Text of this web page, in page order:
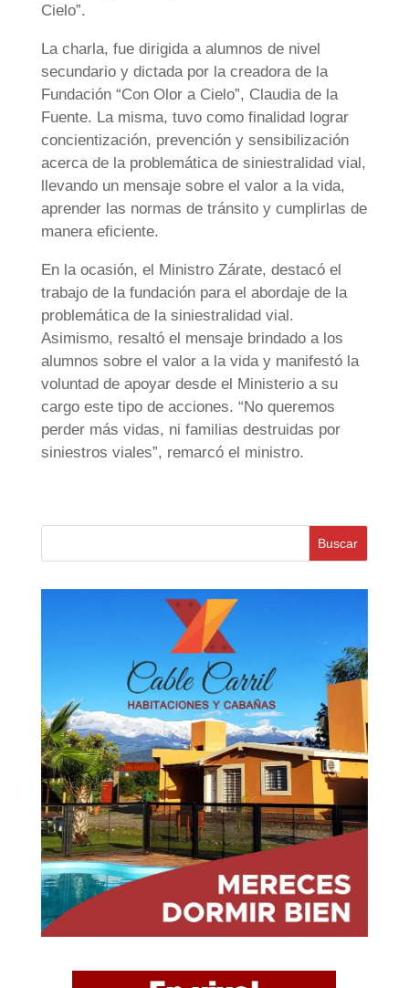
Cielo”.
La charla, fue dirigida a alumnos de nivel
secundario y dictada por la creadora de la
Fundación “Con Olor a Cielo”, Claudia de la
Fuente. La misma, tuvo como finalidad lograr
concientización, prevención y sensibilización
acerca de la problemática de siniestralidad vial,
llevando un mensaje sobre el valor a la vida,
aprender las normas de tránsito y cumplirlas de
manera eficiente.
En la ocasión, el Ministro Zárate, destacó el
trabajo de la fundación para el abordaje de la
problemática de la siniestralidad vial.
Asimismo, resaltó el mensaje brindado a los
alumnos sobre el valor a la vida y manifestó la
voluntad de apoyar desde el Ministerio a su
cargo este tipo de acciones. “No queremos
perder más vidas, ni familias destruidas por
siniestros viales”, remarcó el ministro.
Buscar